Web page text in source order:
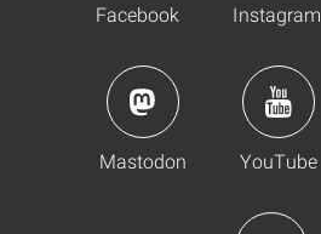
Facebook Instagram
Mastodon YouTube